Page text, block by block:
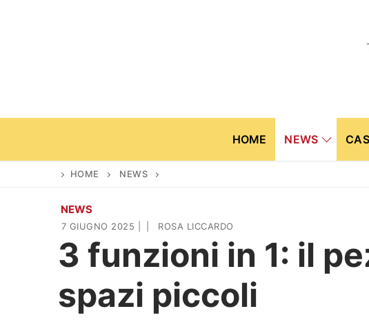
HOME NEWS
Home
News
Cinema e TV
Casa & Giardino
HOME NEWS
NEWS
7 GIUGNO 2025 ROSA LICCARDO
3 funzioni in 1: il
spazi piccoli